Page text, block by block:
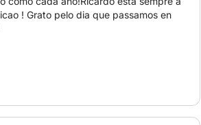
y bebidas no incluidas en el precio;
CON MAR-RENT!
! Grato pelo dia que passamos en